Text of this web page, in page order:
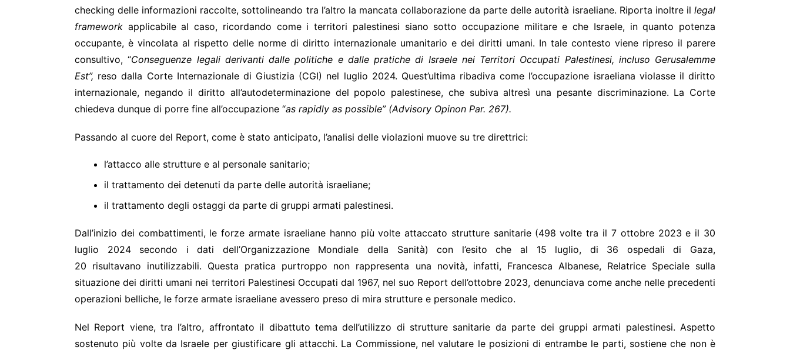
checking delle informazioni raccolte, sottolineando tra l’altro la mancata collaborazione da parte delle autorità israeliane. Riporta inoltre il legal
framework applicabile al caso, ricordando come i territori palestinesi siano sotto occupazione militare e che Israele, in quanto potenza
occupante, è vincolata al rispetto delle norme di diritto internazionale umanitario e dei diritti umani. In tale contesto viene ripreso il parere
consultivo, “Conseguenze legali derivanti dalle politiche e dalle pratiche di Israele nei Territori Occupati Palestinesi, incluso Gerusalemme
Est”, reso dalla Corte Internazionale di Giustizia (CGI) nel luglio 2024. Quest’ultima ribadiva come l’occupazione israeliana violasse il diritto
internazionale, negando il diritto all’autodeterminazione del popolo palestinese, che subiva altresì una pesante discriminazione. La Corte
chiedeva dunque di porre fine all’occupazione “as rapidly as possible” (Advisory Opinon Par. 267).
Passando al cuore del Report, come è stato anticipato, l’analisi delle violazioni muove su tre direttrici:
l’attacco alle strutture e al personale sanitario;
il trattamento dei detenuti da parte delle autorità israeliane;
il trattamento degli ostaggi da parte di gruppi armati palestinesi.
Dall’inizio dei combattimenti, le forze armate israeliane hanno più volte attaccato strutture sanitarie (498 volte tra il 7 ottobre 2023 e il 30
luglio 2024 secondo i dati dell’Organizzazione Mondiale della Sanità) con l’esito che al 15 luglio, di 36 ospedali di Gaza,
20 risultavano inutilizzabili. Questa pratica purtroppo non rappresenta una novità, infatti, Francesca Albanese, Relatrice Speciale sulla
situazione dei diritti umani nei territori Palestinesi Occupati dal 1967, nel suo Report dell’ottobre 2023, denunciava come anche nelle precedenti
operazioni belliche, le forze armate israeliane avessero preso di mira strutture e personale medico.
Nel Report viene, tra l’altro, affrontato il dibattuto tema dell’utilizzo di strutture sanitarie da parte dei gruppi armati palestinesi. Aspetto
sostenuto più volte da Israele per giustificare gli attacchi. La Commissione, nel valutare le posizioni di entrambe le parti, sostiene che non è